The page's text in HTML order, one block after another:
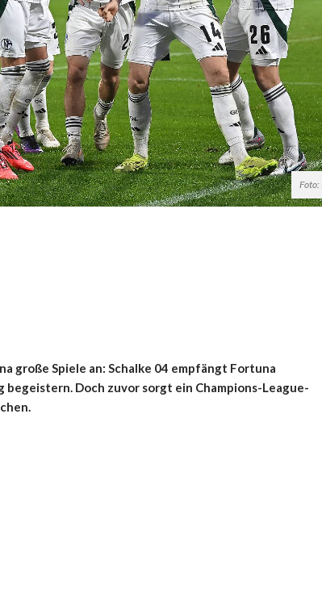
Foto:
große Spiele an: Schalke 04 empfängt Fortuna
begeistern. Doch zuvor sorgt ein Champions-League-